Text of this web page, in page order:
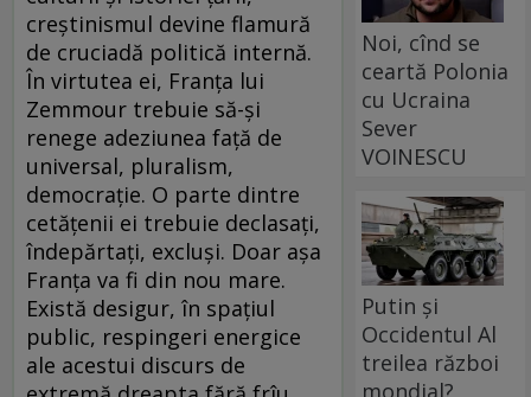
creştinismul devine flamură
de cruciadă politică internă.
În virtutea ei, Franţa lui
Zemmour trebuie să-şi
renege adeziunea faţă de
universal, pluralism,
democraţie. O parte dintre
cetăţenii ei trebuie declasaţi,
îndepărtaţi, excluşi. Doar aşa
Franţa va fi din nou mare.
Există desigur, în spaţiul
public, respingeri energice
ale acestui discurs de
Noi, cînd se
ceartă Polonia
cu Ucraina
Sever
VOINESCU
Putin și
Occidentul Al
treilea război
mondial?